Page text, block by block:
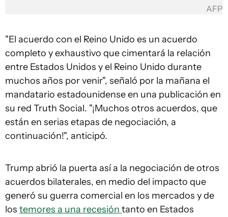
AFP
"El acuerdo con el Reino Unido es un acuerdo
completo y exhaustivo que cimentará la relación
entre Estados Unidos y el Reino Unido durante
muchos años por venir", señaló por la mañana el
mandatario estadounidense en una publicación en
su red Truth Social. "¡Muchos otros acuerdos, que
están en serias etapas de negociación, a
continuación!", anticipó.
Trump abrió la puerta así a la negociación de otros
acuerdos bilaterales, en medio del impacto que
generó su guerra comercial en los mercados y de
los temores a una recesión tanto en Estados